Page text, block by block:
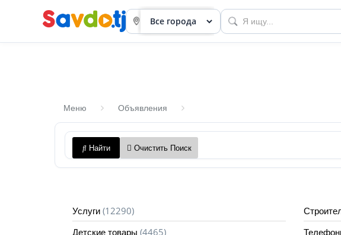
приборов
Меню Объявления
Найти Очистить Поиск
Услуги (12290)
Детские товары (4465)